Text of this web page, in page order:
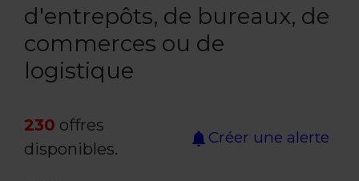
d'entrepôts, de bureaux, de
commerces ou de
logistique
230 offres
disponibles.
notifications Créer une alerte